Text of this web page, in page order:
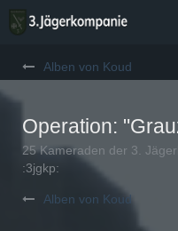
Alben von Koud
Operation:
​25 Kameraden der 3.
:3jgkp:
Alben von Koud